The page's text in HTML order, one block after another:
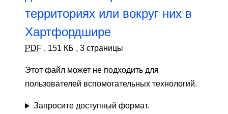
территориях или вокруг них в
Хартфордшире
PDF , 151 КБ , 3 страницы
Этот файл может не подходить для
пользователей вспомогательных технологий.
Запросите доступный формат.